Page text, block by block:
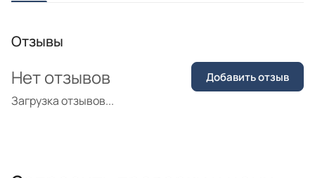
Отзывы
Загрузка отзывов...
Нет отзывов Добавить отзыв